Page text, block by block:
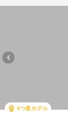
4つ星ホテル